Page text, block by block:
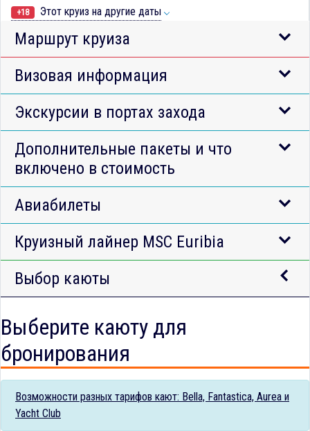
+18 Этот круиз на другие даты
Маршрут круиза
Визовая информация
Экскурсии в портах захода
Дополнительные пакеты и что
включено в стоимость
Авиабилеты
Круизный лайнер MSC Euribia
Выбор каюты
Выберите каюту для
бронирования
Возможности разных тарифов кают: Bella, Fantastica, Aurea и
Yacht Club